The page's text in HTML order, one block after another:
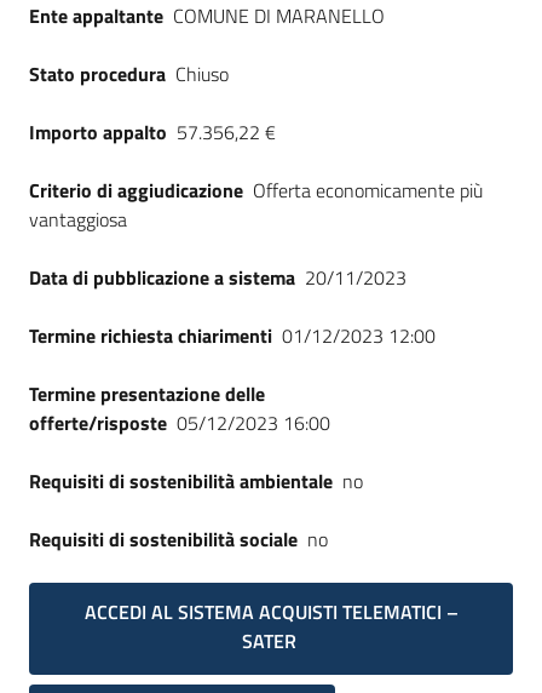
Ente appaltante COMUNE DI MARANELLO
Stato procedura Chiuso
Importo appalto 57.356,22 €
Criterio di aggiudicazione Offerta economicamente più
vantaggiosa
Data di pubblicazione a sistema 20/11/2023
Termine richiesta chiarimenti 01/12/2023 12:00
Termine presentazione delle
offerte/risposte 05/12/2023 16:00
Requisiti di sostenibilità ambientale no
Requisiti di sostenibilità sociale no
ACCEDI AL SISTEMA ACQUISTI TELEMATICI –
SATER